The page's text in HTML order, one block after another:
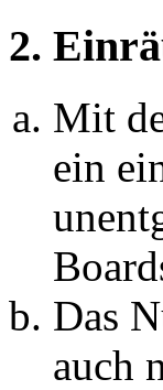
2.
Mit
ein
Das
auch